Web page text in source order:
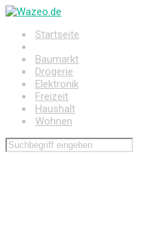
Zum
springenStartseite
Baumarkt
Drogerie
Elektronik
Freizeit
Haushalt
Wohnen